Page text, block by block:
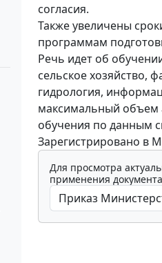
согласия.
Также увеличены
программам
Речь идет об
сельское хозяйство,
гидрология,
максимальный объем
обучения по данным
Зарегистрировано в
Для просмотра
применения